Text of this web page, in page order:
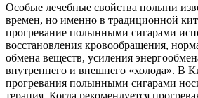
Особые лечебные свойства полыни
времен, но именно в традиционной
прогревание полынными сигарами
восстановления кровообращения,
обмена веществ, усиления
внутреннего и внешнего «холода». В
прогревания полынными сигарами
терапия. Когда рекомендуется